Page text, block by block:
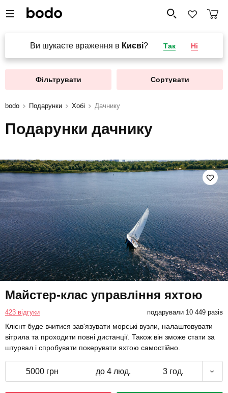
Ви шукаєте враження в Києві? Так Ні
Фільтрувати Сортувати
bodo Подарунки Хобі Дачнику
Подарунки дачнику
Майстер-клас управління яхтою
423 відгуки подарували 10 449 разів
Клієнт буде вчитися зав'язувати морські вузли, налаштовувати
вітрила та проходити повні дистанції. Також він зможе стати за
штурвал і спробувати покерувати яхтою самостійно.
5000 грн до 4 люд. 3 год.